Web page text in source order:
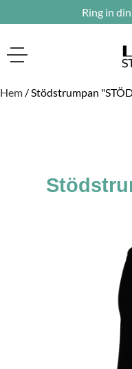
Ring in
Hem / Stödstrumpan